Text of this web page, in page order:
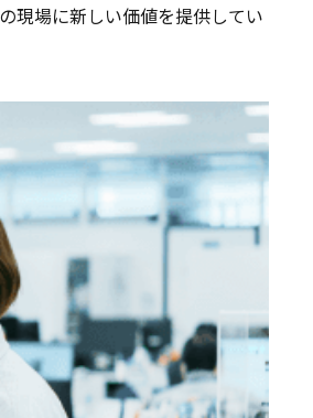
現場に新しい価値を提供してい